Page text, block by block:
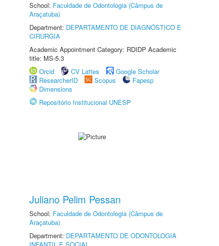
School: Faculdade de Odontologia (Câmpus de
Araçatuba)
Department: DEPARTAMENTO DE DIAGNÓSTICO E
CIRURGIA
Academic Appointment Category: RDIDP Academic
title: MS-5.3
Orcid
CV Lattes
Google Scholar
ResearcherID
Scopus
Fapesp
Dimensions
Repositório Institucional UNESP
Juliano Pelim Pessan
School: Faculdade de Odontologia (Câmpus de
Araçatuba)
Department: DEPARTAMENTO DE ODONTOLOGIA